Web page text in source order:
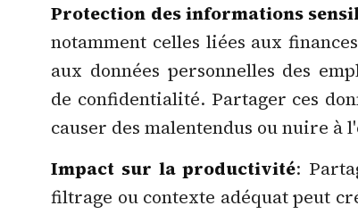
Protection des informations
notamment celles liées aux
aux données personnelles des
de confidentialité. Partager ces
causer des malentendus ou nuire à
Impact sur la productivité:
filtrage ou contexte adéquat peut